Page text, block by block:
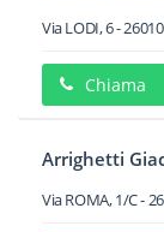
Via LODI, 6-26010
Chiama
Arrighetti
Via ROMA, 1/C-